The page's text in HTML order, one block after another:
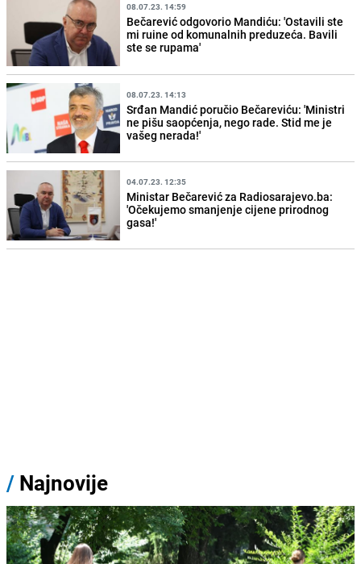
08.07.23. 14:59
Bečarević odgovorio Mandiću: 'Ostavili ste
mi ruine od komunalnih preduzeća. Bavili
ste se rupama'
08.07.23. 14:13
Srđan Mandić poručio Bečareviću: 'Ministri
ne pišu saopćenja, nego rade. Stid me je
vašeg nerada!'
04.07.23. 12:35
Ministar Bečarević za Radiosarajevo.ba:
'Očekujemo smanjenje cijene prirodnog
gasa!'
/ Najnovije